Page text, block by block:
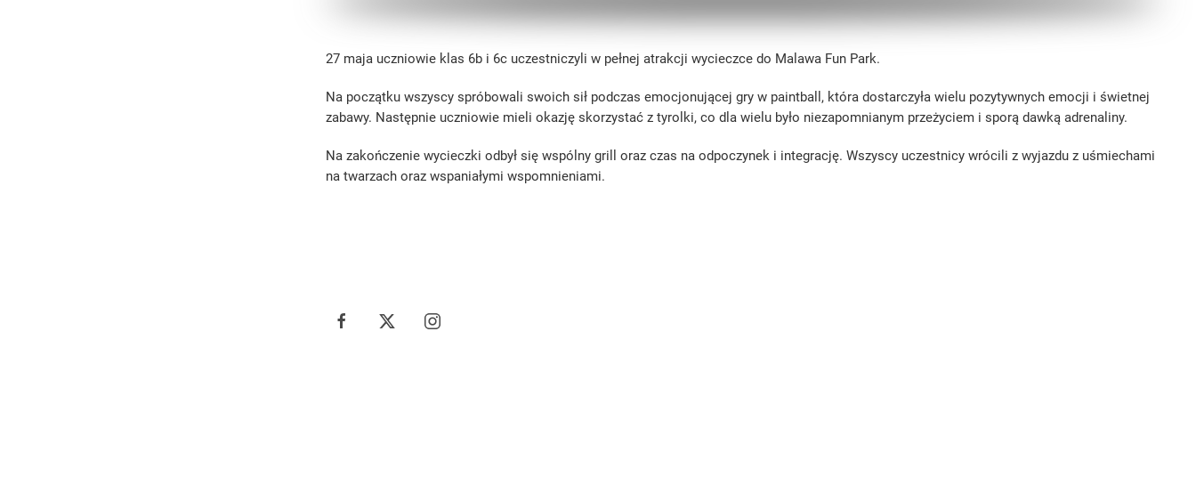
27 maja uczniowie klas 6b i 6c uczestniczyli w pełnej atrakcji wycieczce do Malawa Fun Park.
Na początku wszyscy spróbowali swoich sił podczas emocjonującej gry w paintball, która dostarczyła wielu pozytywnych emocji i świetnej
zabawy. Następnie uczniowie mieli okazję skorzystać z tyrolki, co dla wielu było niezapomnianym przeżyciem i sporą dawką adrenaliny.
Na zakończenie wycieczki odbył się wspólny grill oraz czas na odpoczynek i integrację. Wszyscy uczestnicy wrócili z wyjazdu z uśmiechami
na twarzach oraz wspaniałymi wspomnieniami.